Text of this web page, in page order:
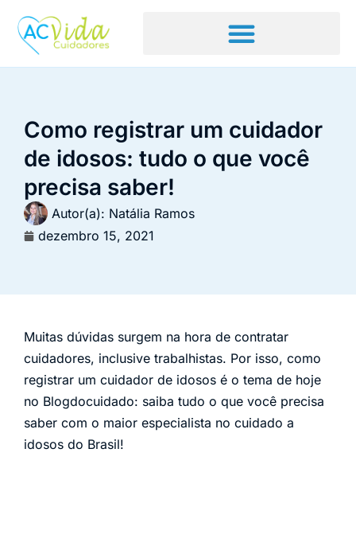
Como registrar um cuidador
de idosos: tudo o que você
precisa saber!
Autor(a): Natália Ramos
dezembro 15, 2021
Muitas dúvidas surgem na hora de contratar
cuidadores, inclusive trabalhistas. Por isso, como
registrar um cuidador de idosos é o tema de hoje
no Blogdocuidado: saiba tudo o que você precisa
saber com o maior especialista no cuidado a
idosos do Brasil!